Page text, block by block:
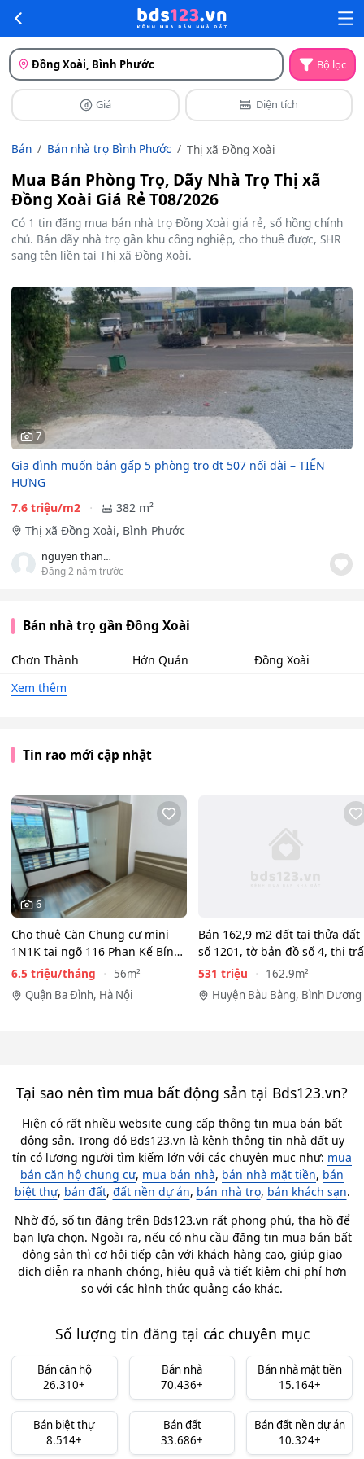
Đồng Xoài, Bình Phước Bộ lọc
Giá Diện tích
Bán Bán nhà trọ Bình Phước Thị xã Đồng Xoài
Mua Bán Phòng Trọ, Dãy Nhà Trọ Thị xã
Đồng Xoài Giá Rẻ T08/2026
Có 1 tin đăng mua bán nhà trọ Đồng Xoài giá rẻ, sổ hồng chính
chủ. Bán dãy nhà trọ gần khu công nghiệp, cho thuê được, SHR
sang tên liền tại Thị xã Đồng Xoài.
7
Gia đình muốn bán gấp 5 phòng trọ dt 507 nối dài – TIẾN
HƯNG
7.6 triệu/m2
382 m²
Thị xã Đồng Xoài, Bình Phước
nguyen thanh tuyen
Đăng 2 năm trước
Bán nhà trọ gần Đồng Xoài
Chơn Thành Hớn Quản
Đồng Xoài
Xem thêm
Tin rao mới cập nhật
6
Cho thuê Căn Chung cư mini
1N1K tại ngõ 116 Phan Kế Bính,
Cống Vị, Ba Đình. Chỉ…
6.5 triệu/tháng
56m²
Quận Ba Đình, Hà Nội
Bán 162,9 m2 đất tại thửa đất
số 1201, tờ bản đồ số 4, thị
Lai…
531 triệu
162.9m²
Huyện Bàu Bàng, Bình Dương
Tại sao nên tìm mua bất động sản tại Bds123.vn?
Hiện có rất nhiều website cung cấp thông tin mua bán bất
động sản. Trong đó Bds123.vn là kênh thông tin nhà đất uy
tín có lượng người tìm kiếm lớn với các chuyên mục như: mua
bán căn hộ chung cư, mua bán nhà, bán nhà mặt tiền, bán
biệt thự, bán đất, đất nền dự án, bán nhà trọ, bán khách sạn.
Nhờ đó, số tin đăng trên Bds123.vn rất phong phú, tha hồ để
bạn lựa chọn. Ngoài ra, nếu có nhu cầu đăng tin mua bán bất
động sản thì cơ hội tiếp cận với khách hàng cao, giúp giao
dịch diễn ra nhanh chóng, hiệu quả và tiết kiệm chi phí hơn
so với các hình thức quảng cáo khác.
Số lượng tin đăng tại các chuyên mục
Bán căn hộ
26.310+
Bán nhà
70.436+
Bán nhà mặt tiền
15.164+
Bán biệt thự
8.514+
Bán đất
33.686+
Bán đất nền dự án
10.324+